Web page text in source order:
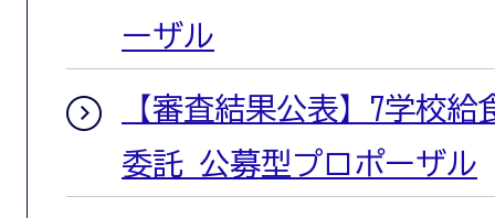
ーザル
【審査結果公表】7学校
委託 公募型プロポーザル